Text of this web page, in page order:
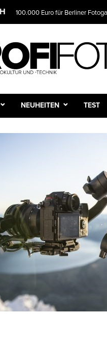
100.000 Euro für Berliner
NEUHEITEN TEST